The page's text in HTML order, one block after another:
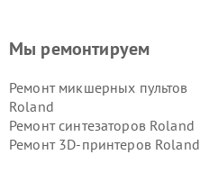
Мы ремонтируем
Ремонт микшерных пультов
Roland
Ремонт синтезаторов Roland
Ремонт 3D-принтеров Roland